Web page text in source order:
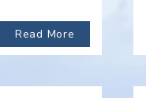
Read More